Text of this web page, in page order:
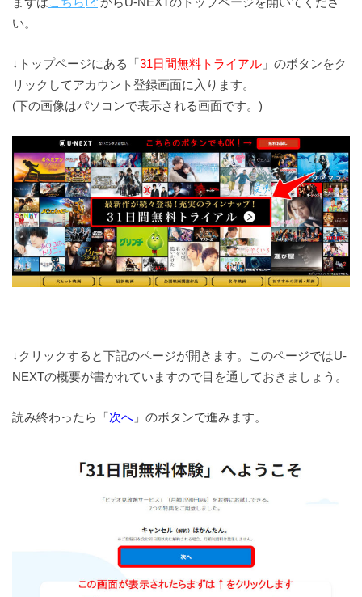
い。
↓トップページにある「31日間無料トライアル 」のボタンをク
リックしてアカウント登録画面に入ります。
(下の画像はパソコンで表示される画面です。)
↓クリックすると下記のページが開きます。このページではU-
NEXTの概要が書かれていますので目を通しておきましょう。
読み終わったら「次へ 」のボタンで進みます。